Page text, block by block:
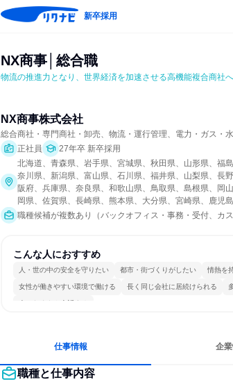
新卒採用
NX商事│総合職
物流の推進力となり、世界経済を加速させる高機能複合商社へ
NX商事株式会社
総合商社・専門商社・卸売、物流・運行管理、電力・ガス・
正社員
27年卒 新卒採用
北海道、青森県、岩手県、宮城県、秋田県、山形県、福
奈川県、新潟県、富山県、石川県、福井県、山梨県、長
阪府、兵庫県、奈良県、和歌山県、鳥取県、島根県、岡
岡県、佐賀県、長崎県、熊本県、大分県、宮崎県、鹿児
職種候補が複数あり（バックオフィス・事務・受付、カ
こんな人におすすめ
人・世の中の安全を守りたい 都市・街づくりがしたい 情熱を
女性が働きやすい環境で働ける 長く同じ会社に居続けられる
人とたくさん会話する
仕事情報 企
職種と仕事内容